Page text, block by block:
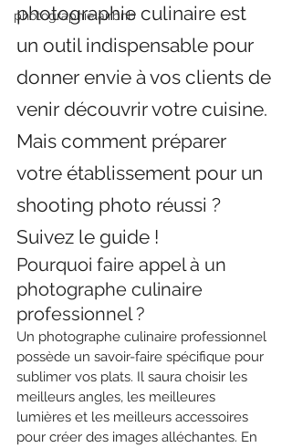
photographie airbnb
photographie culinaire est
un outil indispensable pour
donner envie à vos clients de
venir découvrir votre cuisine.
Mais comment préparer
votre établissement pour un
shooting photo réussi ?
Suivez le guide !
Pourquoi faire appel à un
photographe culinaire
professionnel ?
Un photographe culinaire professionnel
possède un savoir-faire spécifique pour
sublimer vos plats. Il saura choisir les
meilleurs angles, les meilleures
lumières et les meilleurs accessoires
pour créer des images alléchantes. En